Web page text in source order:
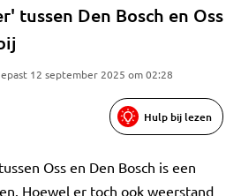
tussen Den Bosch en Oss
12 september 2025 om 02:28
Hulp bij lezen
Oss en Den Bosch is een
Hoewel er toch ook weerstand